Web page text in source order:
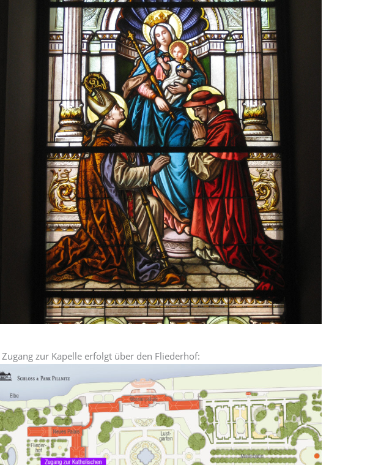
Zugang zur Kapelle erfolgt über den Fliederhof: